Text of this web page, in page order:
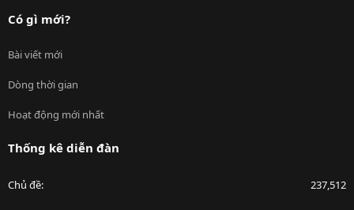
Có gì mới?
Bài viết mới
Dòng thời gian
Hoạt động mới nhất
Thống kê diễn đàn
Chủ đề 237,512